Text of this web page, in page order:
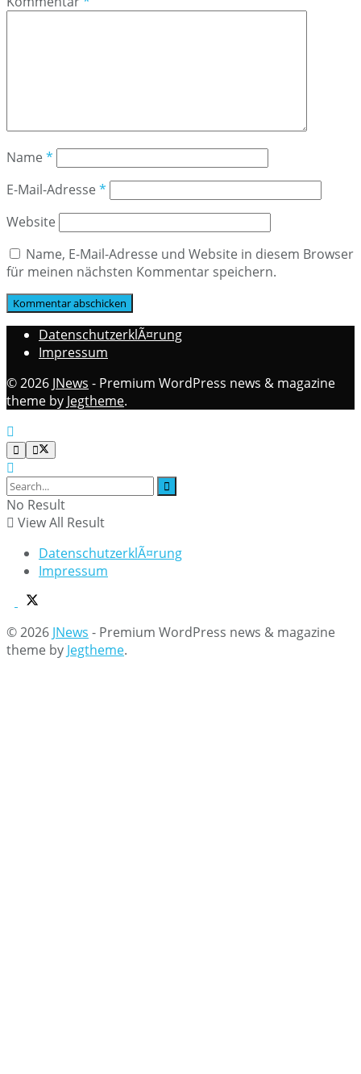
Name *
E-Mail-Adresse *
Website
Name, E-Mail-Adresse und Website in diesem Browser
für meinen nächsten Kommentar speichern.
DatenschutzerklÃ¤rung
Impressum
© 2026 JNews - Premium WordPress news & magazine
theme by Jegtheme.
No Result
View All Result
DatenschutzerklÃ¤rung
Impressum
© 2026 JNews - Premium WordPress news & magazine
theme by Jegtheme.